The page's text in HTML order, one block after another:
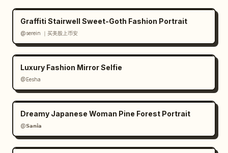
Graffiti Stairwell Sweet-Goth Fashion Portrait
@serein ｜买美股上币安
Luxury Fashion Mirror Selfie
@Eesha
Dreamy Japanese Woman Pine Forest Portrait
@𝗦𝗮𝗻𝗶𝗮